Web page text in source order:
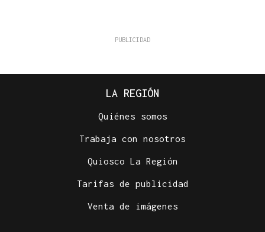
LA REGIÓN
Quiénes somos
Trabaja con nosotros
Quiosco La Región
Tarifas de publicidad
Venta de imágenes